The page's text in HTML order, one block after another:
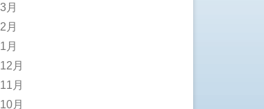
月
月
月
月
月
月